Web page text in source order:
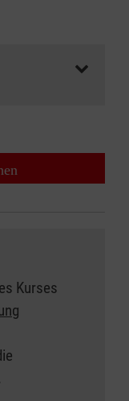
Kurses